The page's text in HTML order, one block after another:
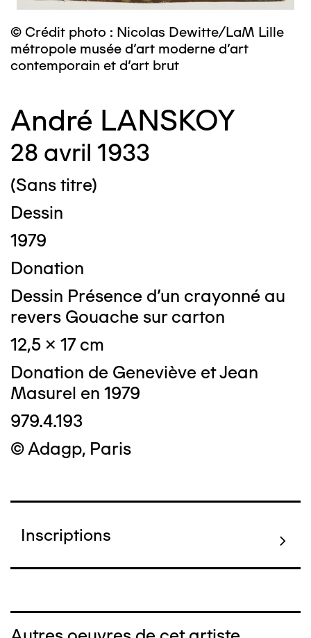
© Crédit photo : Nicolas Dewitte/LaM Lille
métropole musée d’art moderne d’art
contemporain et d’art brut
André LANSKOY
28 avril 1933
(Sans titre)
Dessin
1979
Donation
Dessin Présence d'un crayonné au
revers Gouache sur carton
12,5 x 17 cm
Donation de Geneviève et Jean
Masurel en 1979
979.4.193
© Adagp, Paris
Inscriptions